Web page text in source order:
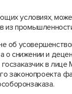
условиях,
об
о снижении и
в
законопроекта